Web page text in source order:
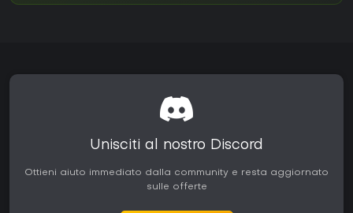
Unisciti al nostro Discord
Ottieni aiuto immediato dalla community e resta aggiornato
sulle offerte